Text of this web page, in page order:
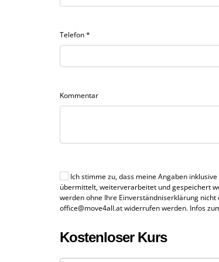
Telefon*
Kommentar
Ich stimme zu, dass meine Angaben
übermittelt, weiterverarbeitet und gespeichert
werden ohne Ihre Einverständniserklärung
office@move4all.at widerrufen werden. Infos
Kostenloser Kurs